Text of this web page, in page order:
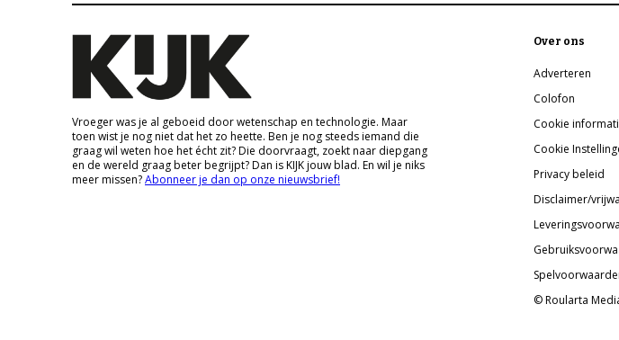
Vroeger was je al geboeid door wetenschap en technologie. Maar
toen wist je nog niet dat het zo heette. Ben je nog steeds iemand die
graag wil weten hoe het écht zit? Die doorvraagt, zoekt naar diepgang
en de wereld graag beter begrijpt? Dan is KIJK jouw blad. En wil je niks
meer missen?Abonneer je dan op onze nieuwsbrief!
Over ons
Adverteren
Colofon
Cookie
Cookie
Privacy beleid
Disclaimer/
© Roularta